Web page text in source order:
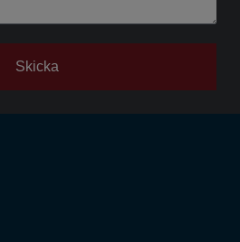
Skicka